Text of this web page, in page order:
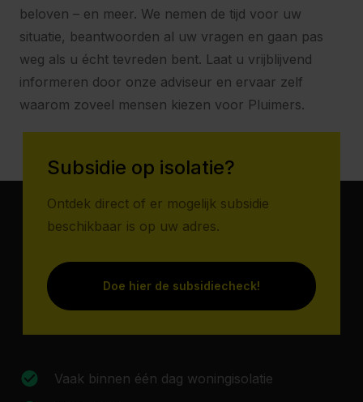
beloven – en meer. We nemen de tijd voor uw
situatie, beantwoorden al uw vragen en gaan pas
weg als u écht tevreden bent. Laat u vrijblijvend
informeren door onze adviseur en ervaar zelf
waarom zoveel mensen kiezen voor Pluimers.
Subsidie op isolatie?
Ontdek direct of er mogelijk subsidie
beschikbaar is op uw adres.
Doe hier de subsidiecheck!
Vaak binnen één dag woningisolatie